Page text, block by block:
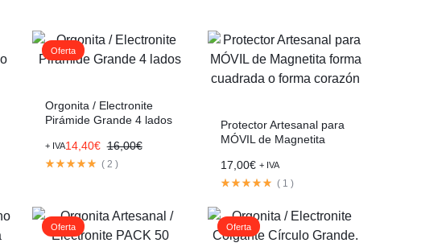
Oferta
Orgonita / Electronite
Pirámide Grande 4 lados
16,00€
14,40€
+ IVA
( 2 )
Protector Artesanal para
MÓVIL de Magnetita
corazón
17,00€ + IVA
( 1 )
Oferta Oferta